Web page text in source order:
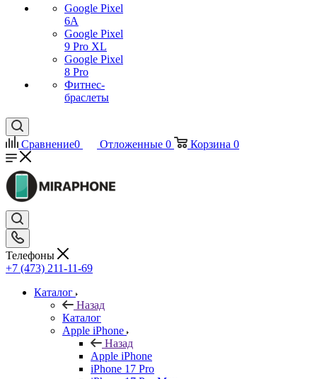
Google Pixel
6A
Google Pixel
9 Pro XL
Google Pixel
8 Pro
Фитнес-
браслеты
Сравнение0 Отложенные 0 Корзина 0
Телефоны
+7 (473) 211-11-69
Каталог
Назад
Каталог
Apple iPhone
Назад
Apple iPhone
iPhone 17 Pro